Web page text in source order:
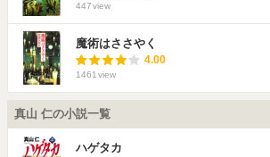
447view
魔術はささやく
4.00
1461 view
真山 仁の小説一覧
ハゲタカ